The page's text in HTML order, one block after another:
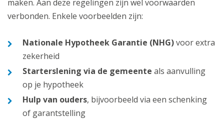
maken. Aan deze regelingen zijn wel voorwaarden
verbonden. Enkele voorbeelden zijn:
Nationale Hypotheek Garantie (NHG)voor extra
zekerheid
Starterslening via de gemeente als aanvulling
op je hypotheek
Hulp van ouders, bijvoorbeeld via een schenking
of garantstelling